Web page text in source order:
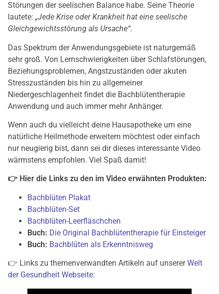
Störungen der seelischen Balance habe. Seine Theorie
lautete: „Jede Krise oder Krankheit hat eine seelische
Gleichgewichtsstörung als Ursache“.
Das Spektrum der Anwendungsgebiete ist naturgemäß
sehr groß. Von Lernschwierigkeiten über Schlafstörungen,
Beziehungsproblemen, Angstzuständen oder akuten
Stresszuständen bis hin zu allgemeiner
Niedergeschlagenheit findet die Bachblütentherapie
Anwendung und auch immer mehr Anhänger.
Wenn auch du vielleicht deine Hausapotheke um eine
natürliche Heilmethode erweitern möchtest oder einfach
nur neugierig bist, dann sei dir dieses interessante Video
wärmstens empfohlen. Viel Spaß damit!
👉 Hier die Links zu den im Video erwähnten Produkten:
Bachblüten Plakat
Bachblüten-Set
Bachblüten-Leerfläschchen
Buch: Die Original Bachblütentherapie für Einsteiger
Buch: Bachblüten als Erkenntnisweg
👉 Links zu themenverwandten Artikeln auf unsererWelt
der Gesundheit Webseite: